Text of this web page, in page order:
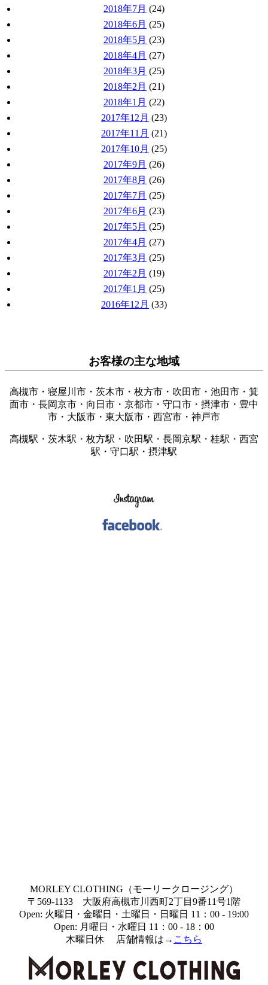
2018年7月 (24)
2018年6月 (25)
2018年5月 (23)
2018年4月 (27)
2018年3月 (25)
2018年2月 (21)
2018年1月 (22)
2017年12月 (23)
2017年11月 (21)
2017年10月 (25)
2017年9月 (26)
2017年8月 (26)
2017年7月 (25)
2017年6月 (23)
2017年5月 (25)
2017年4月 (27)
2017年3月 (25)
2017年2月 (19)
2017年1月 (25)
2016年12月 (33)
お客様の主な地域
高槻市・寝屋川市・茨木市・枚方市・吹田市・池田市・箕
面市・長岡京市・向日市・京都市・守口市・摂津市・豊中
市・大阪市・東大阪市・西宮市・神戸市
高槻駅・茨木駅・枚方駅・吹田駅・長岡京駅・桂駅・西宮
駅・守口駅・摂津駅
MORLEY CLOTHING（モーリークロージング）
〒569-1133 大阪府高槻市川西町2丁目9番11号1階
Open: 火曜日・金曜日・土曜日・日曜日 11：00 - 19:00
Open: 月曜日・水曜日 11：00 - 18：00
木曜日休 店舗情報は→ こちら